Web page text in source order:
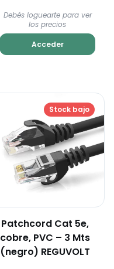
Debés loguearte para ver
los precios
Acceder
Stock bajo
Patchcord Cat 5e,
cobre, PVC – 3 Mts
(negro) REGUVOLT